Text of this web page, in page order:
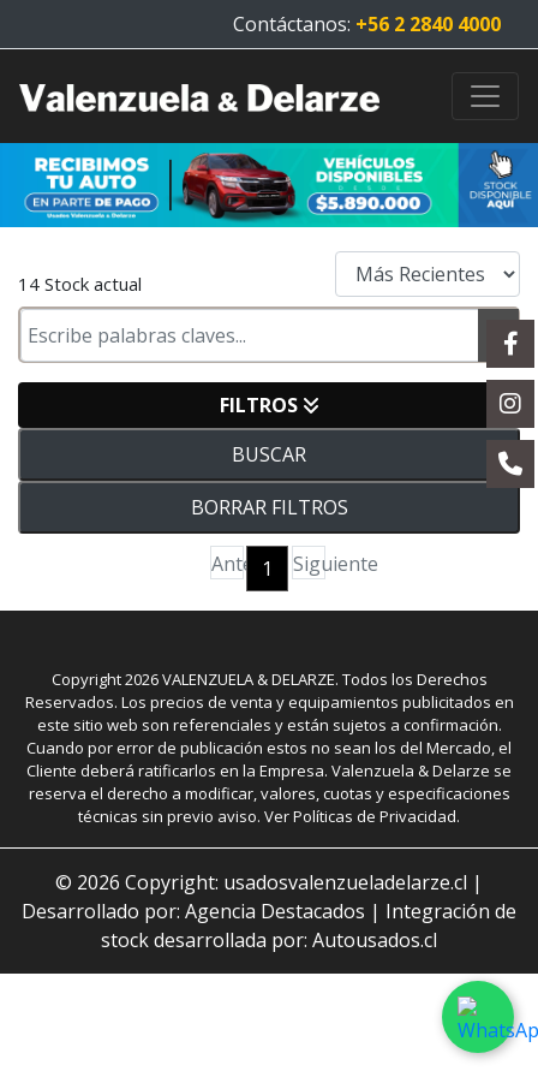
Contáctanos: +56 2 2840 4000
14 Stock actual
FILTROS
BUSCAR
BORRAR FILTROS
Anterior
1 Siguiente
Copyright2026VALENZUELA & DELARZE. Todos los Derechos
Reservados. Los precios de venta y equipamientos publicitados en
este sitio web son referenciales y están sujetos a confirmación.
Cuando por error de publicación estos no sean los del Mercado, el
Cliente deberá ratificarlos en la Empresa. Valenzuela & Delarze se
reserva el derecho a modificar, valores, cuotas y especificaciones
técnicas sin previo aviso. Ver Políticas de Privacidad.
© 2026 Copyright: usadosvalenzueladelarze.cl |
Desarrollado por: Agencia Destacados | Integración de
stock desarrollada por: Autousados.cl